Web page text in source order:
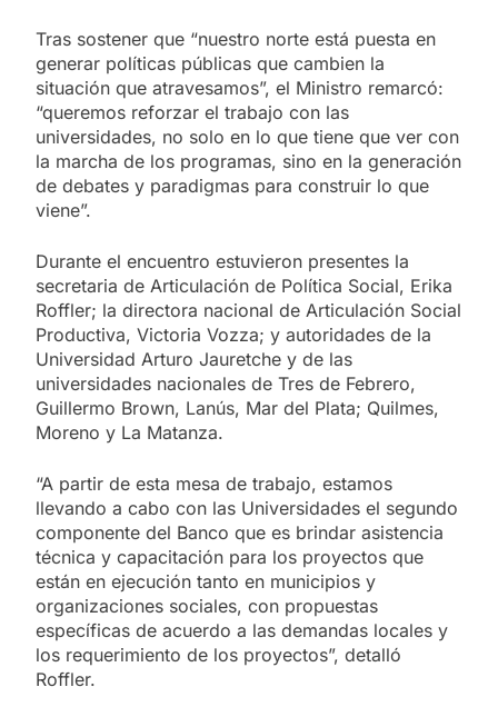
Tras sostener que “nuestro norte está puesta en
generar políticas públicas que cambien la
situación que atravesamos”, el Ministro remarcó:
“queremos reforzar el trabajo con las
universidades, no solo en lo que tiene que ver con
la marcha de los programas, sino en la generación
de debates y paradigmas para construir lo que
viene”.
Durante el encuentro estuvieron presentes la
secretaria de Articulación de Política Social, Erika
Roffler; la directora nacional de Articulación Social
Productiva, Victoria Vozza; y autoridades de la
Universidad Arturo Jauretche y de las
universidades nacionales de Tres de Febrero,
Guillermo Brown, Lanús, Mar del Plata; Quilmes,
Moreno y La Matanza.
“A partir de esta mesa de trabajo, estamos
llevando a cabo con las Universidades el segundo
componente del Banco que es brindar asistencia
técnica y capacitación para los proyectos que
están en ejecución tanto en municipios y
organizaciones sociales, con propuestas
específicas de acuerdo a las demandas locales y
los requerimiento de los proyectos”, detalló
Roffler.